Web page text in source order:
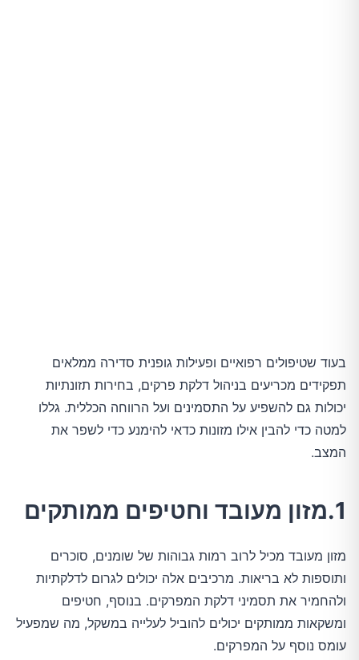
בעוד שטיפולים רפואיים ופעילות גופנית סדירה ממלאים
תפקידים מכריעים בניהול דלקת פרקים, בחירות תזונתיות
יכולות גם להשפיע על התסמינים ועל הרווחה הכללית. גללו
למטה כדי להבין אילו מזונות כדאי להימנע כדי לשפר את
המצב.
1.מזון מעובד וחטיפים ממותקים
מזון מעובד מכיל לרוב רמות גבוהות של שומנים, סוכרים
ותוספות לא בריאות. מרכיבים אלה יכולים לגרום לדלקתיות
ולהחמיר את תסמיני דלקת המפרקים. בנוסף, חטיפים
ומשקאות ממותקים יכולים להוביל לעלייה במשקל, מה שמפעיל
עומס נוסף על המפרקים.